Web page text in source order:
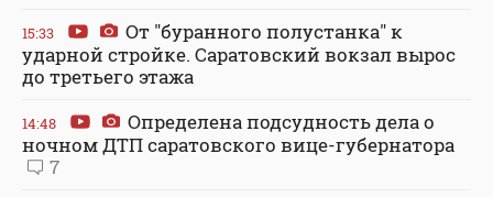
15:33
От "буранного полустанка" к
ударной стройке. Саратовский вокзал вырос
до третьего этажа
14:48
Определена подсудность дела о
ночном ДТП саратовского вице-губернатора
7